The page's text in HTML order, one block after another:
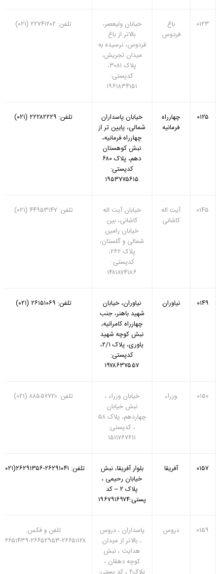
۰۱۲۳
باغ
فردوس
خیابان ولیعصر،
بالاتر از باغ
فردوس، نرسیده به
میدان تجریش،
پلاک ۳۰۸۱،
کدپستی:
۱۹۶۱۸۳۴۱۵۱
تلفن: ۲۲۷۴۱۲۰۲ (۰۲۱)
۰۱۲۵
چهارراه
فرمانیه
خیابان پاسداران
شمالی، پایین تر از
چهارراه فرمانیه،
نبش کوهستان
دهم، پلاک ۶۸۰
کدپستی:
۱۹۵۳۷۷۵۶۱۵
تلفن: ۲۲۲۸۲۲۲۹ (۰۲۱)
۰۱۴۵
آیت اله
کاشانی
خیابان آیت اله
کاشانی، بین
خیابان رامین
شمالی و گلستان،
پلاک ۲۶۲،
کدپستی :
۱۴۸۱۸۷۴۱۸۶
تلفن: ۴۴۹۵۳۱۴۷ (۰۲۱)
۰۱۴۹ نیاوران
نیاوران‏، خیابان
شهید باهنر‏، جنب
چهارراه کامرانیه،
نبش کوچه شهید
یاوری، پلاک ۱‏/۲،
کدپستی:
۱۹۷۸۶۳۷۵۵۷
تلفن: ۲۶۱۵۱۰۶۹ (۰۲۱)
۰۱۵۰ وزراء
خیابان وزراء ،
نبش خیابان
چهاردهم، پلاک ۵۸
، کدپستی:
۱۵۱۱۷۶۷۶۱۱
تلفن: ۸۸۵۵۷۷۲۰ (۰۲۱)
۰۱۵۷ آفریقا
بلوار آفریقا، نبش
خیابان رحیمی ،
پلاک ۲ – کد
پستی:۱۹۶۷۹۱۶۹۷۴
تلفن: ۲۶۲۹۱۰۴۱‏-۲۶۲۹۱۳۵۶(۰۲۱)
۰۱۵۹ دروس
پاسداران ‏، دروس
، بالاتر از میدان
هدایت ، نبش
کوچه دهقان ‏،
تلفن و فکس:
۲۶۶۵۱۱۲۸‏-۲۶۶۵۲۹۵۳‏-۲۶۶۵۱۴۳۹